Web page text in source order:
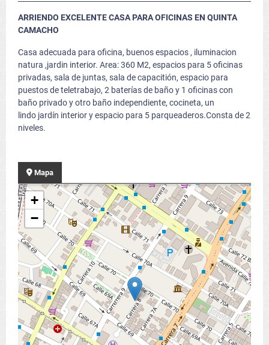
ARRIENDO EXCELENTE CASA PARA OFICINAS EN QUINTA
CAMACHO
Casa adecuada para oficina, buenos espacios , iluminacion
natura ,jardin interior. Area: 360 M2, espacios para 5 oficinas
privadas, sala de juntas, sala de capacitión, espacio para
puestos de teletrabajo, 2 baterías de baño y 1 oficinas con
baño privado y otro baño independiente, cocineta, un
lindo jardín interior y espacio para 5 parqueaderos.Consta de 2
niveles.
Mapa
+
−